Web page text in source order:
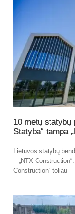
10 metų statybų
Statyba“ tampa
Lietuvos statybų
– „NTX
Construction“ toliau